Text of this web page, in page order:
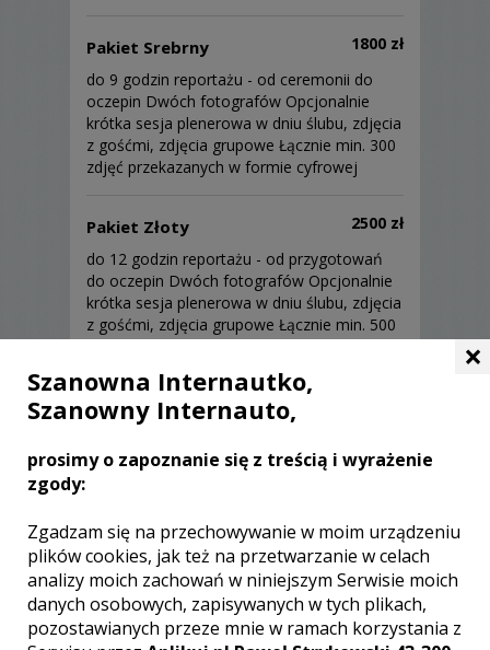
Pakiet Srebrny
1800 zł
do 9 godzin reportażu - od ceremonii do
oczepin Dwóch fotografów Opcjonalnie
krótka sesja plenerowa w dniu ślubu, zdjęcia
z gośćmi, zdjęcia grupowe Łącznie min. 300
zdjęć przekazanych w formie cyfrowej
Pakiet Złoty
2500 zł
do 12 godzin reportażu - od przygotowań
do oczepin Dwóch fotografów Opcjonalnie
krótka sesja plenerowa w dniu ślubu, zdjęcia
z gośćmi, zdjęcia grupowe Łącznie min. 500
Sprzęt
Zestaw Dominiki: Pełnoklatkowe aparaty
Canon R6, Canon 6D, Sigma 85mm f/1.4,
Zestaw Michała: Pełnoklatkowe aparaty
Canon R6, Canon 5D mark II, Sigma 35mm
f/1.4, Canon 70-200 f/2.8 L
×
Szanowna Internautko,
Szanowny Internauto,
prosimy o zapoznanie się z treścią i wyrażenie
zgody:
Zgadzam się na przechowywanie w moim urządzeniu
plików cookies, jak też na przetwarzanie w celach
analizy moich zachowań w niniejszym Serwisie moich
danych osobowych, zapisywanych w tych plikach,
pozostawianych przeze mnie w ramach korzystania z